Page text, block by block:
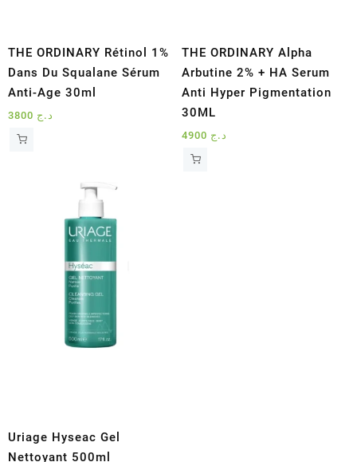
THE ORDINARY Rétinol 1%
Dans Du Squalane Sérum
Anti-Age 30ml
د.ج
THE ORDINARY Alpha
Arbutine 2% + HA Serum
Anti Hyper Pigmentation
30ML
د.ج
Uriage Hyseac Gel
Nettoyant 500ml